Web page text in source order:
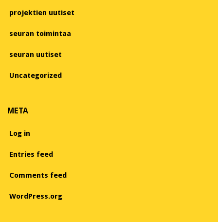
projektien uutiset
seuran toimintaa
seuran uutiset
Uncategorized
META
Log in
Entries feed
Comments feed
WordPress.org